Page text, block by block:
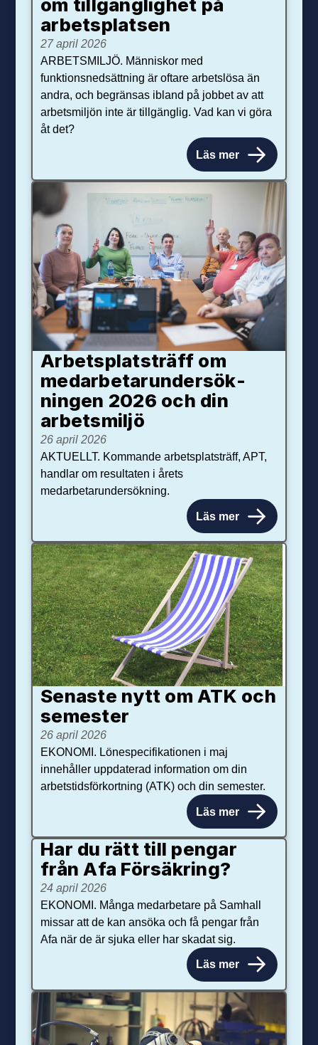
om tillgänglighet på
arbetsplatsen
27 april 2026
ARBETSMILJÖ. Människor med
funktionsnedsättning är oftare arbetslösa än
andra, och begränsas ibland på jobbet av att
arbetsmiljön inte är tillgänglig. Vad kan vi göra
åt det?
Läs mer
Arbetsplats­träff om
med­arbetar­under­sök­
ningen 2026 och din
arbets­miljö
26 april 2026
AKTUELLT. Kommande arbetsplatsträff, APT,
handlar om resultaten i årets
medarbetarundersökning.
Läs mer
Senaste nytt om ATK och
se­mester
26 april 2026
EKONOMI. Lönespecifikationen i maj
innehåller uppdaterad information om din
arbetstidsförkortning (ATK) och din semester.
Läs mer
Har du rätt till pengar
från Afa Försäkring?
24 april 2026
EKONOMI. Många medarbetare på Samhall
missar att de kan ansöka och få pengar från
Afa när de är sjuka eller har skadat sig.
Läs mer